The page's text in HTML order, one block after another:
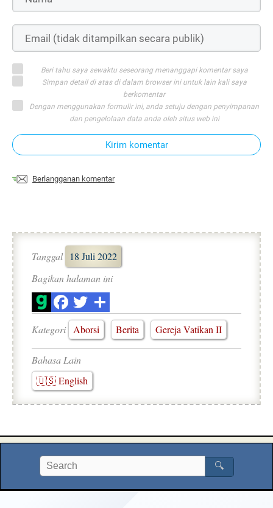
Beri tahu saya sewaktu seseorang menanggapi komentar saya
Simpan detail di atas di dalam browser ini untuk lain kali saya
berkomentar
Dengan menggunakan formulir ini, anda setuju dengan penyimpanan
dan pengelolaan data anda oleh situs web ini
Kirim komentar
Berlangganan komentar
Tanggal 18 Juli 2022
Bagikan halaman ini
Kategori Aborsi Berita Gereja Vatikan II
Bahasa Lain
🇺🇸 English
🔍